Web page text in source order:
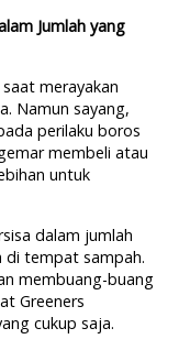
Jumlah yang
merayakan
Namun sayang,
perilaku boros
membeli atau
untuk
dalam jumlah
di tempat sampah.
membuang-buang
Greeners
cukup saja.